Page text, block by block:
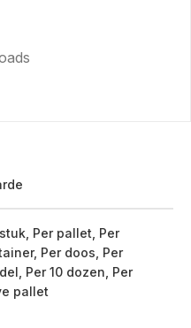
Per pallet, Per
Per doos, Per
Per 10 dozen, Per
pallet